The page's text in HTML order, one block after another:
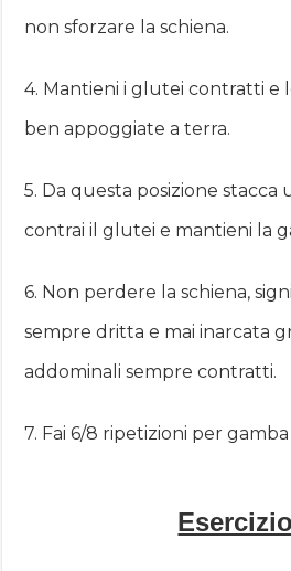
non sforzare la schiena.
4. Mantieni i glu­tei contratti e
ben appoggiate a terra.
5. Da questa posizione stacca
contrai il glutei e mantieni la
6. Non perdere la schiena,
sempre dritta e mai inarcata
addominali sempre contratti.
7. Fai 6/8 ripetizioni per gamba